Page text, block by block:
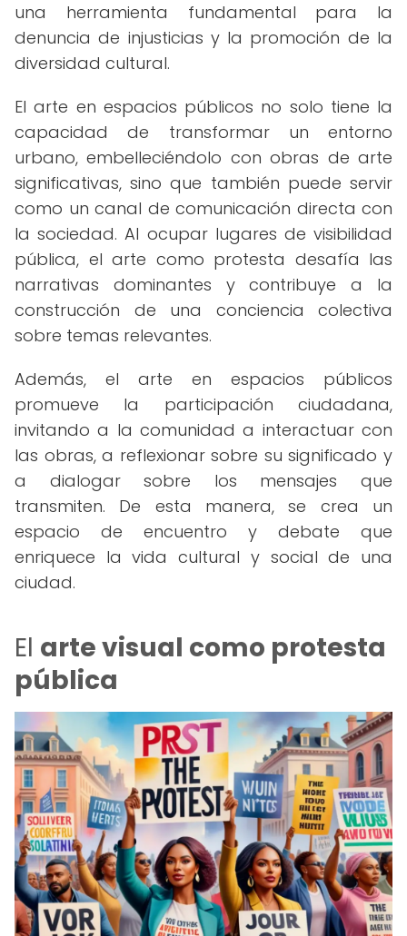
una herramienta fundamental para la
denuncia de injusticias y la promoción de la
diversidad cultural.
El arte en espacios públicos no solo tiene la
capacidad de transformar un entorno
urbano, embelleciéndolo con obras de arte
significativas, sino que también puede servir
como un canal de comunicación directa con
la sociedad. Al ocupar lugares de visibilidad
pública, el arte como protesta desafía las
narrativas dominantes y contribuye a la
construcción de una conciencia colectiva
sobre temas relevantes.
Además, el arte en espacios públicos
promueve la participación ciudadana,
invitando a la comunidad a interactuar con
las obras, a reflexionar sobre su significado y
a dialogar sobre los mensajes que
transmiten. De esta manera, se crea un
espacio de encuentro y debate que
enriquece la vida cultural y social de una
ciudad.
El arte visual como protesta
pública